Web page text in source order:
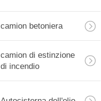
camion betoniera
camion di estinzione
di incendio